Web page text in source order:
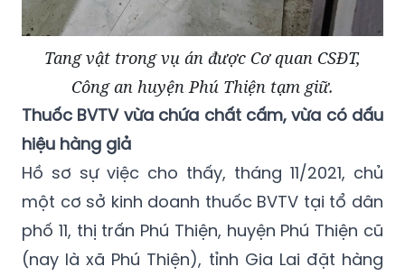
Tang vật trong vụ án được Cơ quan CSĐT,
Công an huyện Phú Thiện tạm giữ.
Thuốc BVTV vừa chứa chất cấm, vừa có dấu
hiệu hàng giả
Hồ sơ sự việc cho thấy, tháng 11/2021, chủ
một cơ sở kinh doanh thuốc BVTV tại tổ dân
phố 11, thị trấn Phú Thiện, huyện Phú Thiện cũ
(nay là xã Phú Thiện), tỉnh Gia Lai đặt hàng